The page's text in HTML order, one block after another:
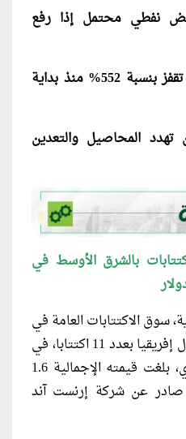
نفطي محتمل إذا رفع
مبيعات “طلعت مصطفى” تقفز بنسبة 552% منذ بداية
تهدد المحاصيل والتعدين
بالشرق الأوسط في
سوق الاكتتابات العامة في
منطقة الشرق الأوسط وشمال إفريقيا بعدد 11 اكتتابا، في
الربع الثاني من العام الجاري، بلغت قيمته الإجمالية 1.6
صادر عن شركة إرنست آند